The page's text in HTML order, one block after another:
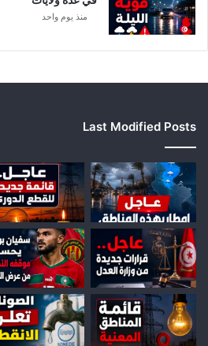
منذ يوم واحد
Last Modified Posts